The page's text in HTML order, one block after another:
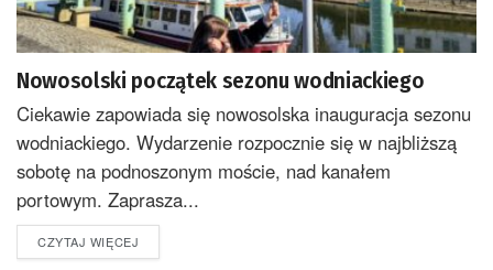
Nowosolski początek sezonu wodniackiego
Ciekawie zapowiada się nowosolska inauguracja sezonu
wodniackiego. Wydarzenie rozpocznie się w najbliższą
sobotę na podnoszonym moście, nad kanałem
portowym. Zaprasza...
CZYTAJ WIĘCEJ